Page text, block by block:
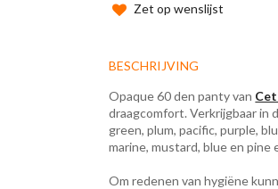
Zet op wenslijst
BESCHRIJVING
Opaque 60 den panty van
draagcomfort. Verkrijgbaar in
green, plum, pacific, purple,
marine, mustard, blue en pine
Om redenen van hygiëne